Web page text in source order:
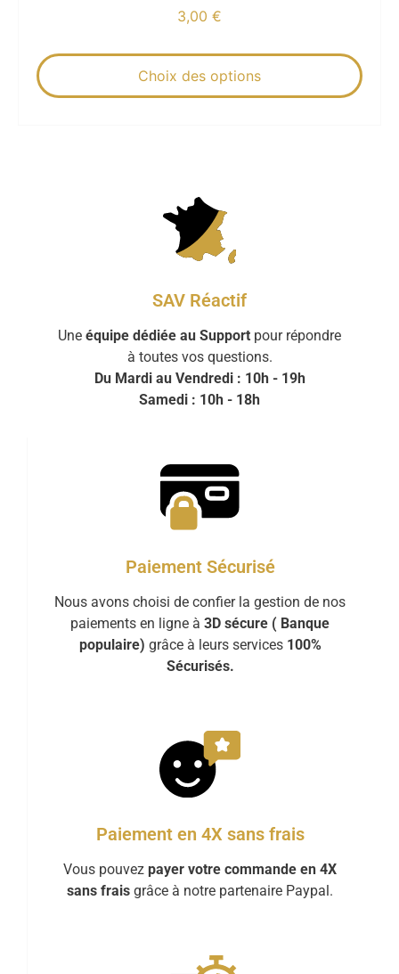
3,00 €
Choix des options
SAV Réactif
Une équipe dédiée au Support pour répondre
à toutes vos questions.
Du Mardi au Vendredi : 10h - 19h
Samedi : 10h - 18h
Paiement Sécurisé
Nous avons choisi de confier la gestion de nos
paiements en ligne à 3D sécure ( Banque
populaire) grâce à leurs services 100%
Sécurisés.
Paiement en 4X sans frais
Vous pouvez payer votre commande en 4X
sans frais grâce à notre partenaire Paypal.